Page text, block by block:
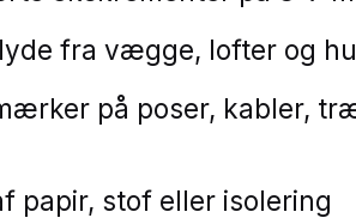
fra vægge, lofter og
på poser, kabler,
papir, stof eller isolering